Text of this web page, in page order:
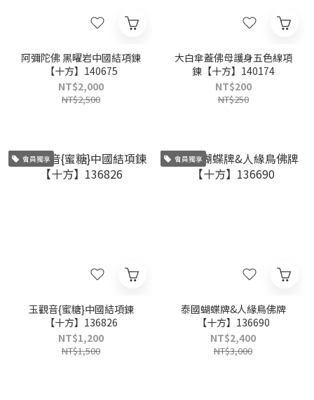
阿彌陀佛 黑曜岩中國結項鍊
【十方】140675
NT$2,000
NT$2,500
大白傘蓋佛母護身五色線項
鍊【十方】140174
NT$200
NT$250
會員獨享
玉觀音{蜜糖}中國結項鍊
【十方】136826
NT$1,200
NT$1,500
會員獨享
泰國蝴蝶牌&人緣鳥佛牌
【十方】136690
NT$2,400
NT$3,000